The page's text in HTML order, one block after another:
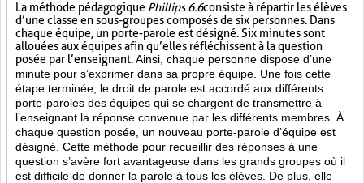
La méthode pédagogique Phillips 6.6consiste à répartir les élèves
d’une classe en sous-groupes composés de six personnes. Dans
chaque équipe, un porte-parole est désigné. Six minutes sont
allouées aux équipes afin qu’elles réfléchissent à la question
posée par l’enseignant. Ainsi, chaque personne dispose d’une
minute pour s’exprimer dans sa propre équipe. Une fois cette
étape terminée, le droit de parole est accordé aux différents
porte-paroles des équipes qui se chargent de transmettre à
l’enseignant la réponse convenue par les différents membres. À
chaque question posée, un nouveau porte-parole d’équipe est
désigné. Cette méthode pour recueillir des réponses à une
question s’avère fort avantageuse dans les grands groupes où il
est difficile de donner la parole à tous les élèves. De plus, elle